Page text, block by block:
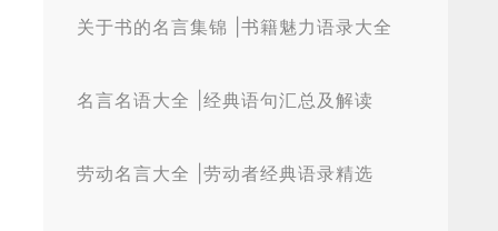
关于书的名言集锦 |书籍魅力语录大全
名言名语大全 |经典语句汇总及解读
劳动名言大全 |劳动者经典语录精选